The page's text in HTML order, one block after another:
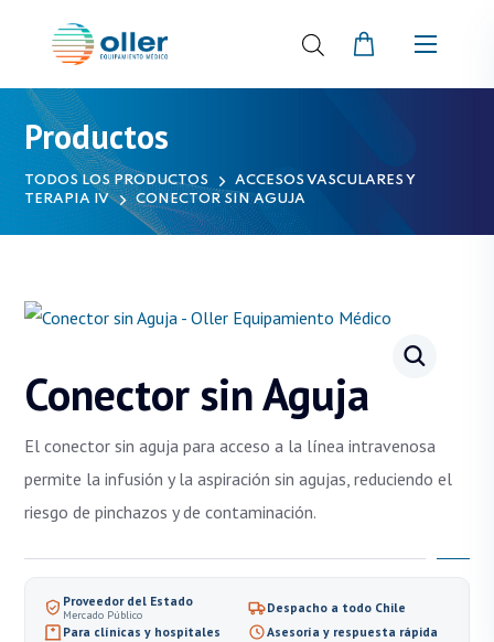
Productos
TODOS LOS PRODUCTOS
ACCESOS VASCULARES Y
TERAPIA IV
CONECTOR SIN AGUJA
Conector sin Aguja
El conector sin aguja para acceso a la línea intravenosa
permite la infusión y la aspiración sin agujas, reduciendo el
riesgo de pinchazos y de contaminación.
Proveedor del Estado
Mercado Público
Despacho a todo Chile
Para clínicas y hospitales
Asesoría y respuesta rápida